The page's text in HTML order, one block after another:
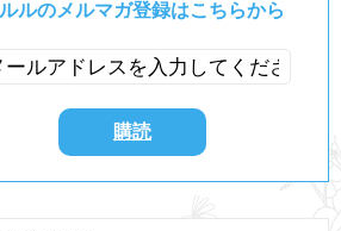
ルのメルマガ登録はこちらから